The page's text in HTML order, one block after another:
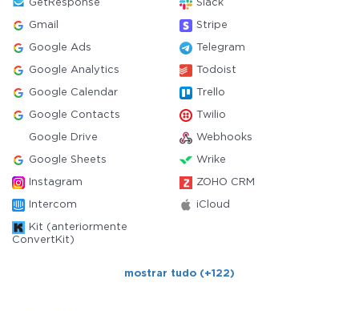
GetResponse Slack
Gmail Stripe
Google Ads Telegram
Google Analytics Todoist
Google Calendar Trello
Google Contacts Twilio
Google Drive Webhooks
Google Sheets Wrike
Instagram ZOHO CRM
Intercom iCloud
Kit (anteriormente
ConvertKit)
mostrar tudo (+122)